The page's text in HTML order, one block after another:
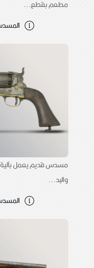
مطعم بقطع...
مسدس قديم يعمل بآلية
والبد...